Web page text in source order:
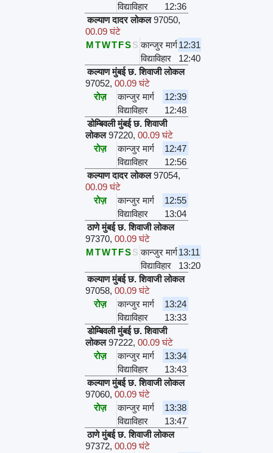
विद्याविहार
12:36
कल्याण दादर लोकल 97050,
00.09 घंटे
MTWT FS S कान्जुर मार्ग 12:31
विद्याविहार
12:40
कल्याण मुंबई छ. शिवाजी लोकल
97052, 00.09 घंटे
रोज़
कान्जुर मार्ग
12:39
विद्याविहार
12:48
डोम्बिवली मुंबई छ. शिवाजी
लोकल 97220, 00.09 घंटे
रोज़
कान्जुर मार्ग
12:47
विद्याविहार
12:56
कल्याण दादर लोकल 97054,
00.09 घंटे
रोज़
कान्जुर मार्ग
12:55
विद्याविहार
13:04
ठाणे मुंबई छ. शिवाजी लोकल
97370, 00.09 घंटे
MTWT FS S कान्जुर मार्ग 13:11
विद्याविहार
13:20
कल्याण मुंबई छ. शिवाजी लोकल
97058, 00.09 घंटे
रोज़
कान्जुर मार्ग
13:24
विद्याविहार
13:33
डोम्बिवली मुंबई छ. शिवाजी
लोकल 97222, 00.09 घंटे
रोज़
कान्जुर मार्ग
13:34
विद्याविहार
13:43
कल्याण मुंबई छ. शिवाजी लोकल
97060, 00.09 घंटे
रोज़
कान्जुर मार्ग
13:38
विद्याविहार
13:47
ठाणे मुंबई छ. शिवाजी लोकल
97372, 00.09 घंटे